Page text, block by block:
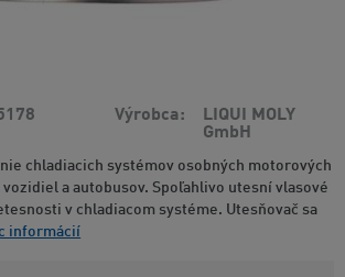
Výrobca
LIQUI MOLY
GmbH
chladiacich systémov osobných motorových
a autobusov. Spoľahlivo utesní vlasové
v chladiacom systéme. Utesňovač sa
informácií